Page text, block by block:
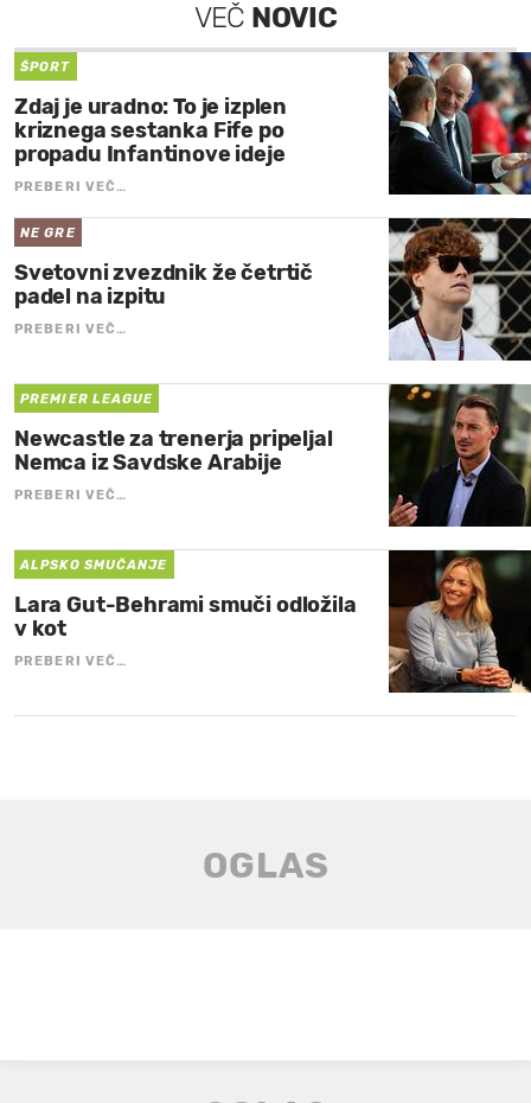
VEČ NOVIC
ŠPORT
Zdaj je uradno: To je izplen
kriznega sestanka Fife po
propadu Infantinove ideje
PREBERI VEČ…
NE GRE
Svetovni zvezdnik že četrtič
padel na izpitu
PREBERI VEČ…
PREMIER LEAGUE
Newcastle za trenerja pripeljal
Nemca iz Savdske Arabije
PREBERI VEČ…
ALPSKO SMUČANJE
Lara Gut-Behrami smuči odložila
v kot
PREBERI VEČ…